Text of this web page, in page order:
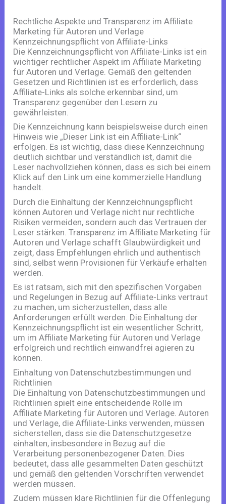
Rechtliche Aspekte und Transparenz im Affiliate
Marketing für Autoren und Verlage
Kennzeichnungspflicht von Affiliate-Links
Die Kennzeichnungspflicht von Affiliate-Links ist ein
wichtiger rechtlicher Aspekt im Affiliate Marketing
für Autoren und Verlage. Gemäß den geltenden
Gesetzen und Richtlinien ist es erforderlich, dass
Affiliate-Links als solche erkennbar sind, um
Transparenz gegenüber den Lesern zu
gewährleisten.
Die Kennzeichnung kann beispielsweise durch einen
Hinweis wie „Dieser Link ist ein Affiliate-Link“
erfolgen. Es ist wichtig, dass diese Kennzeichnung
deutlich sichtbar und verständlich ist, damit die
Leser nachvollziehen können, dass es sich bei einem
Klick auf den Link um eine kommerzielle Handlung
handelt.
Durch die Einhaltung der Kennzeichnungspflicht
können Autoren und Verlage nicht nur rechtliche
Risiken vermeiden, sondern auch das Vertrauen der
Leser stärken. Transparenz im Affiliate Marketing für
Autoren und Verlage schafft Glaubwürdigkeit und
zeigt, dass Empfehlungen ehrlich und authentisch
sind, selbst wenn Provisionen für Verkäufe erhalten
werden.
Es ist ratsam, sich mit den spezifischen Vorgaben
und Regelungen in Bezug auf Affiliate-Links vertraut
zu machen, um sicherzustellen, dass alle
Anforderungen erfüllt werden. Die Einhaltung der
Kennzeichnungspflicht ist ein wesentlicher Schritt,
um im Affiliate Marketing für Autoren und Verlage
erfolgreich und rechtlich einwandfrei agieren zu
können.
Einhaltung von Datenschutzbestimmungen und
Richtlinien
Die Einhaltung von Datenschutzbestimmungen und
Richtlinien spielt eine entscheidende Rolle im
Affiliate Marketing für Autoren und Verlage. Autoren
und Verlage, die Affiliate-Links verwenden, müssen
sicherstellen, dass sie die Datenschutzgesetze
einhalten, insbesondere in Bezug auf die
Verarbeitung personenbezogener Daten. Dies
bedeutet, dass alle gesammelten Daten geschützt
und gemäß den geltenden Vorschriften verwendet
werden müssen.
Zudem müssen klare Richtlinien für die Offenlegung